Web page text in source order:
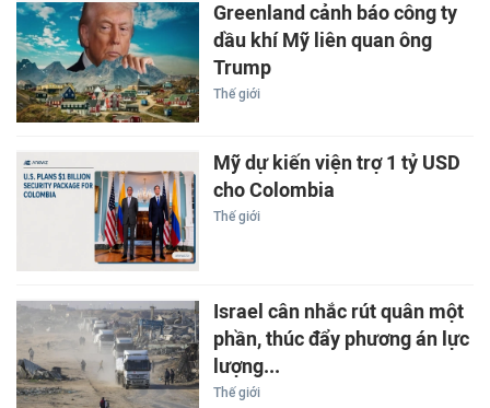
Greenland cảnh báo công ty
dầu khí Mỹ liên quan ông
Trump
Thế giới
Mỹ dự kiến viện trợ 1 tỷ USD
cho Colombia
Thế giới
Israel cân nhắc rút quân một
phần, thúc đẩy phương án lực
lượng...
Thế giới